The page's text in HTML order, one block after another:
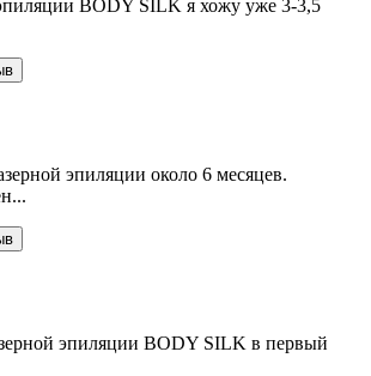
BODY SILK я хожу уже 3-3,5
эпиляции около 6 месяцев.
эпиляции BODY SILK в первый